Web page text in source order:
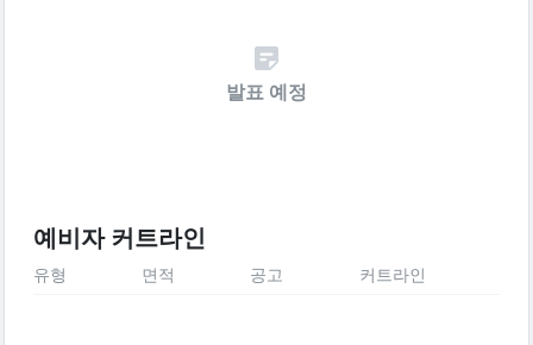
발표 예정
예비자 커트라인
유형 면적 공고 커트라인